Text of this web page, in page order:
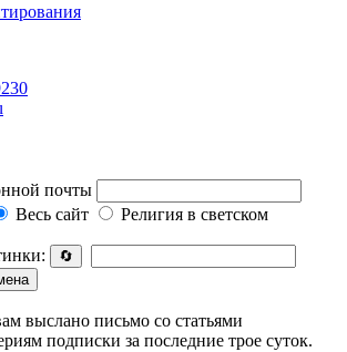
почты
Весь сайт
Религия в светском
🔄
выслано письмо со статьями
подписки за последние трое суток.